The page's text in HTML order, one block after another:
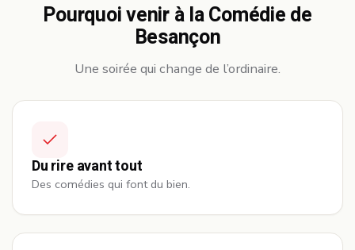
Pourquoi venir à la Comédie de
Besançon
Une soirée qui change de l’ordinaire.
Du rire avant tout
Des comédies qui font du bien.